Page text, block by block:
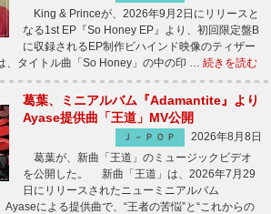
King & Princeが、2026年9月2日にリリースと
なる1st EP『So Honey EP』より、初回限定盤B
に収録されるEP制作ビハインド映像のティザー
タイトル曲「So Honey」の中の印 … 続きを読む
葛葉、ミニアルバム『Adamantite』より
Ayase提供曲「王道」MV公開
Ｊ－ＰＯＰ
2026年8月8日
葛葉が、新曲「王道」のミュージックビデオ
を公開した。 新曲「王道」は、2026年7月29
日にリリースされたニューミニアルバム
Ayaseによる提供曲で、“王者の苦悩”と“これからの